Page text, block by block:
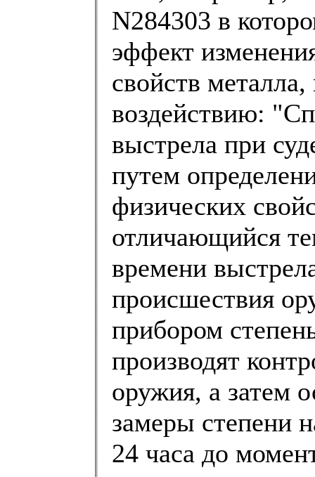
N284303 в
эффект
свойств
воздействию:
выстрела при
путем
физических
отличающийся
времени
происшествия
прибором
производят
оружия, а затем
замеры степени
24 часа до